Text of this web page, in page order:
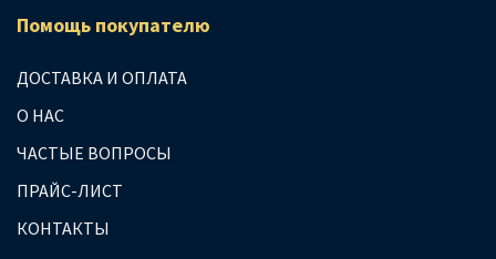
Помощь покупателю
ДОСТАВКА И ОПЛАТА
О НАС
ЧАСТЫЕ ВОПРОСЫ
ПРАЙС-ЛИСТ
КОНТАКТЫ